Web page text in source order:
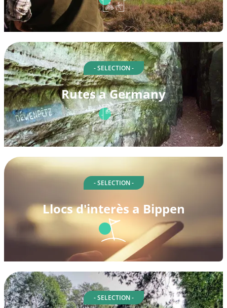
- SELECTION -
Rutes a Germany
- SELECTION -
Llocs d'interès a Bippen
- SELECTION -